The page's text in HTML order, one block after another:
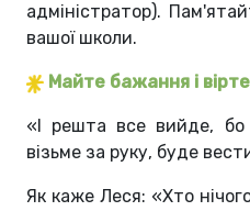
адміністратор).
вашої школи.
Майте бажання і
« І решта все вийде,
візьме за руку, буде
Як каже Леся: «Хто